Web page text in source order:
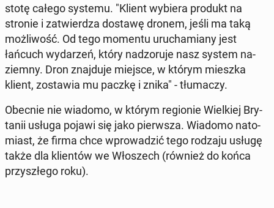
sto­tę całego systemu. "Klient wybiera produkt na
stronie i za­twier­dza dostawę dronem, jeśli ma taką
moż­li­wość. Od tego momentu uru­cha­mia­ny jest
łańcuch wy­da­rzeń, który nad­zo­ru­je nasz system na­
ziem­ny. Dron znaj­du­je miejsce, w którym mieszka
klient, zo­sta­wia mu paczkę i znika" - tłu­ma­czy.
Obecnie nie wiadomo, w którym re­gio­nie Wiel­kiej Bry­
ta­nii usługa pojawi się jako pierw­sza. Wiadomo na­to­
miast, że firma chce wpro­wa­dzić tego rodzaju usługę
także dla klien­tów we Wło­szech (również do końca
przy­szłe­go roku).